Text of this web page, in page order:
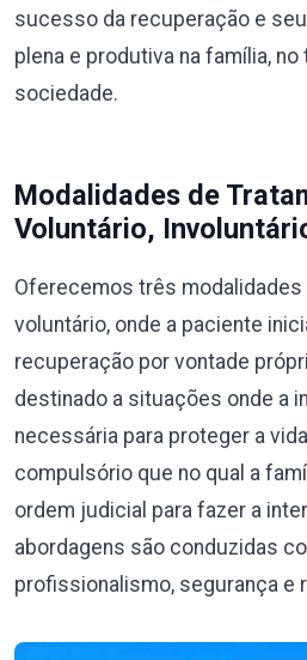
sucesso da recuperação e
plena e produtiva na família, no
sociedade.
Modalidades de
Voluntário,
Oferecemos três modalidades
voluntário, onde a paciente
recuperação por vontade
destinado a situações onde a
necessária para proteger a
compulsório que no qual a
ordem judicial para fazer a
abordagens são conduzidas
profissionalismo, segurança e